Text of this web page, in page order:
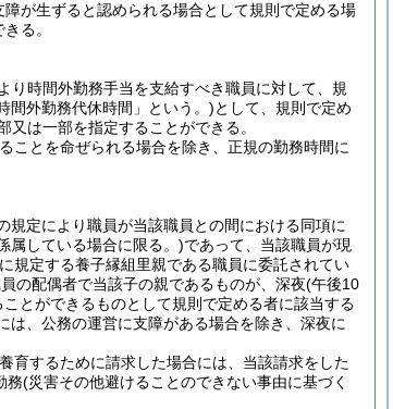
が生ずると認められる場合として規則で定める場
る。
り時間外勤務手当を支給すべき職員に対して、規
間外勤務代休時間」という。)として、規則で定め
又は一部を指定することができる。
ことを命ぜられる場合を除き、正規の勤務時間に
規定により職員が当該職員との間における同項に
属している場合に限る。)であって、当該職員が現
規定する養子縁組里親である職員に委託されてい
の配偶者で当該子の親であるものが、深夜(午後10
とができるものとして規則で定める者に該当する
、公務の運営に支障がある場合を除き、深夜に
育するために請求した場合には、当該請求をした
務(災害その他避けることのできない事由に基づく